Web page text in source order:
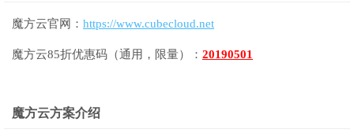
魔方云官网： https://www.cubecloud.net
魔方云85折优惠码（通用，限量）： 20190501
魔方云方案介绍